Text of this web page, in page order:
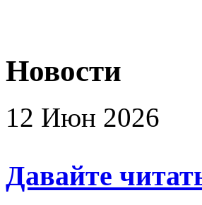
Новости
12 Июн 2026
Давайте